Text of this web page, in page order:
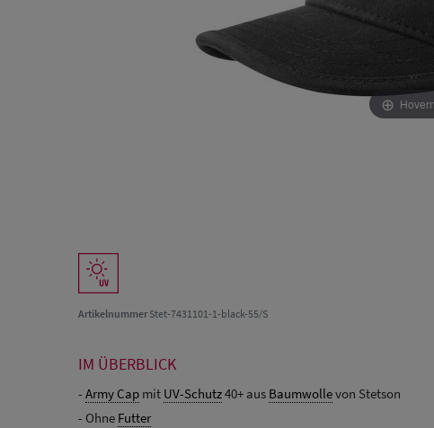
ArtikelnummerStet-7431101-1-black-55/S
IM ÜBERBLICK
- Army Cap mit UV-Schutz40+ aus Baumwollevon Stetson
- Ohne Futter